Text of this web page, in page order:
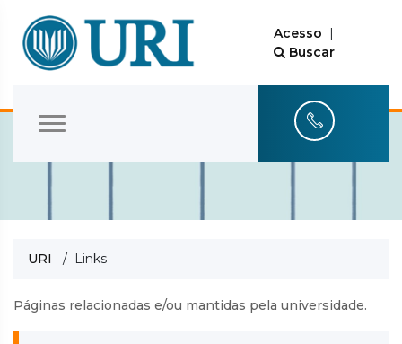
Acesso |
Buscar
URI / Links
Páginas relacionadas e/ou mantidas pela universidade.